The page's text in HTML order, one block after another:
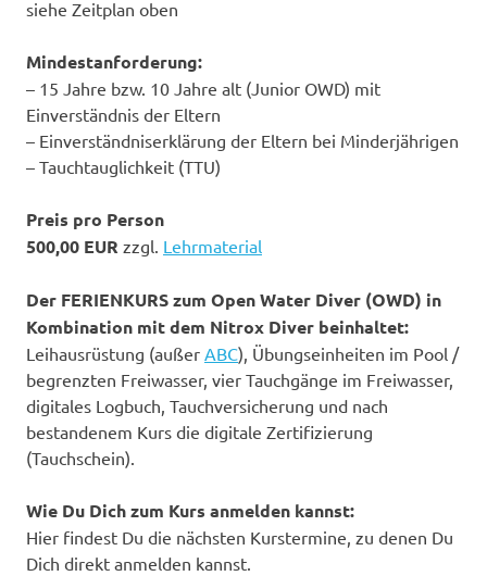
siehe Zeitplan oben
Mindestanforderung:
– 15 Jahre bzw. 10 Jahre alt (Junior OWD) mit
Einverständnis der Eltern
– Einverständniserklärung der Eltern bei Minderjährigen
– Tauchtauglichkeit (TTU)
Preis pro Person
500,00 EUR zzgl. Lehrmaterial
Der FERIENKURS zum Open Water Diver (OWD) in
Kombination mit dem Nitrox Diver beinhaltet:
Leihausrüstung (außer ABC), Übungseinheiten im Pool /
begrenzten Freiwasser, vier Tauchgänge im Freiwasser,
digitales Logbuch, Tauchversicherung und nach
bestandenem Kurs die digitale Zertifizierung
(Tauchschein).
Wie Du Dich zum Kurs anmelden kannst:
Hier findest Du die nächsten Kurstermine, zu denen Du
Dich direkt anmelden kannst.